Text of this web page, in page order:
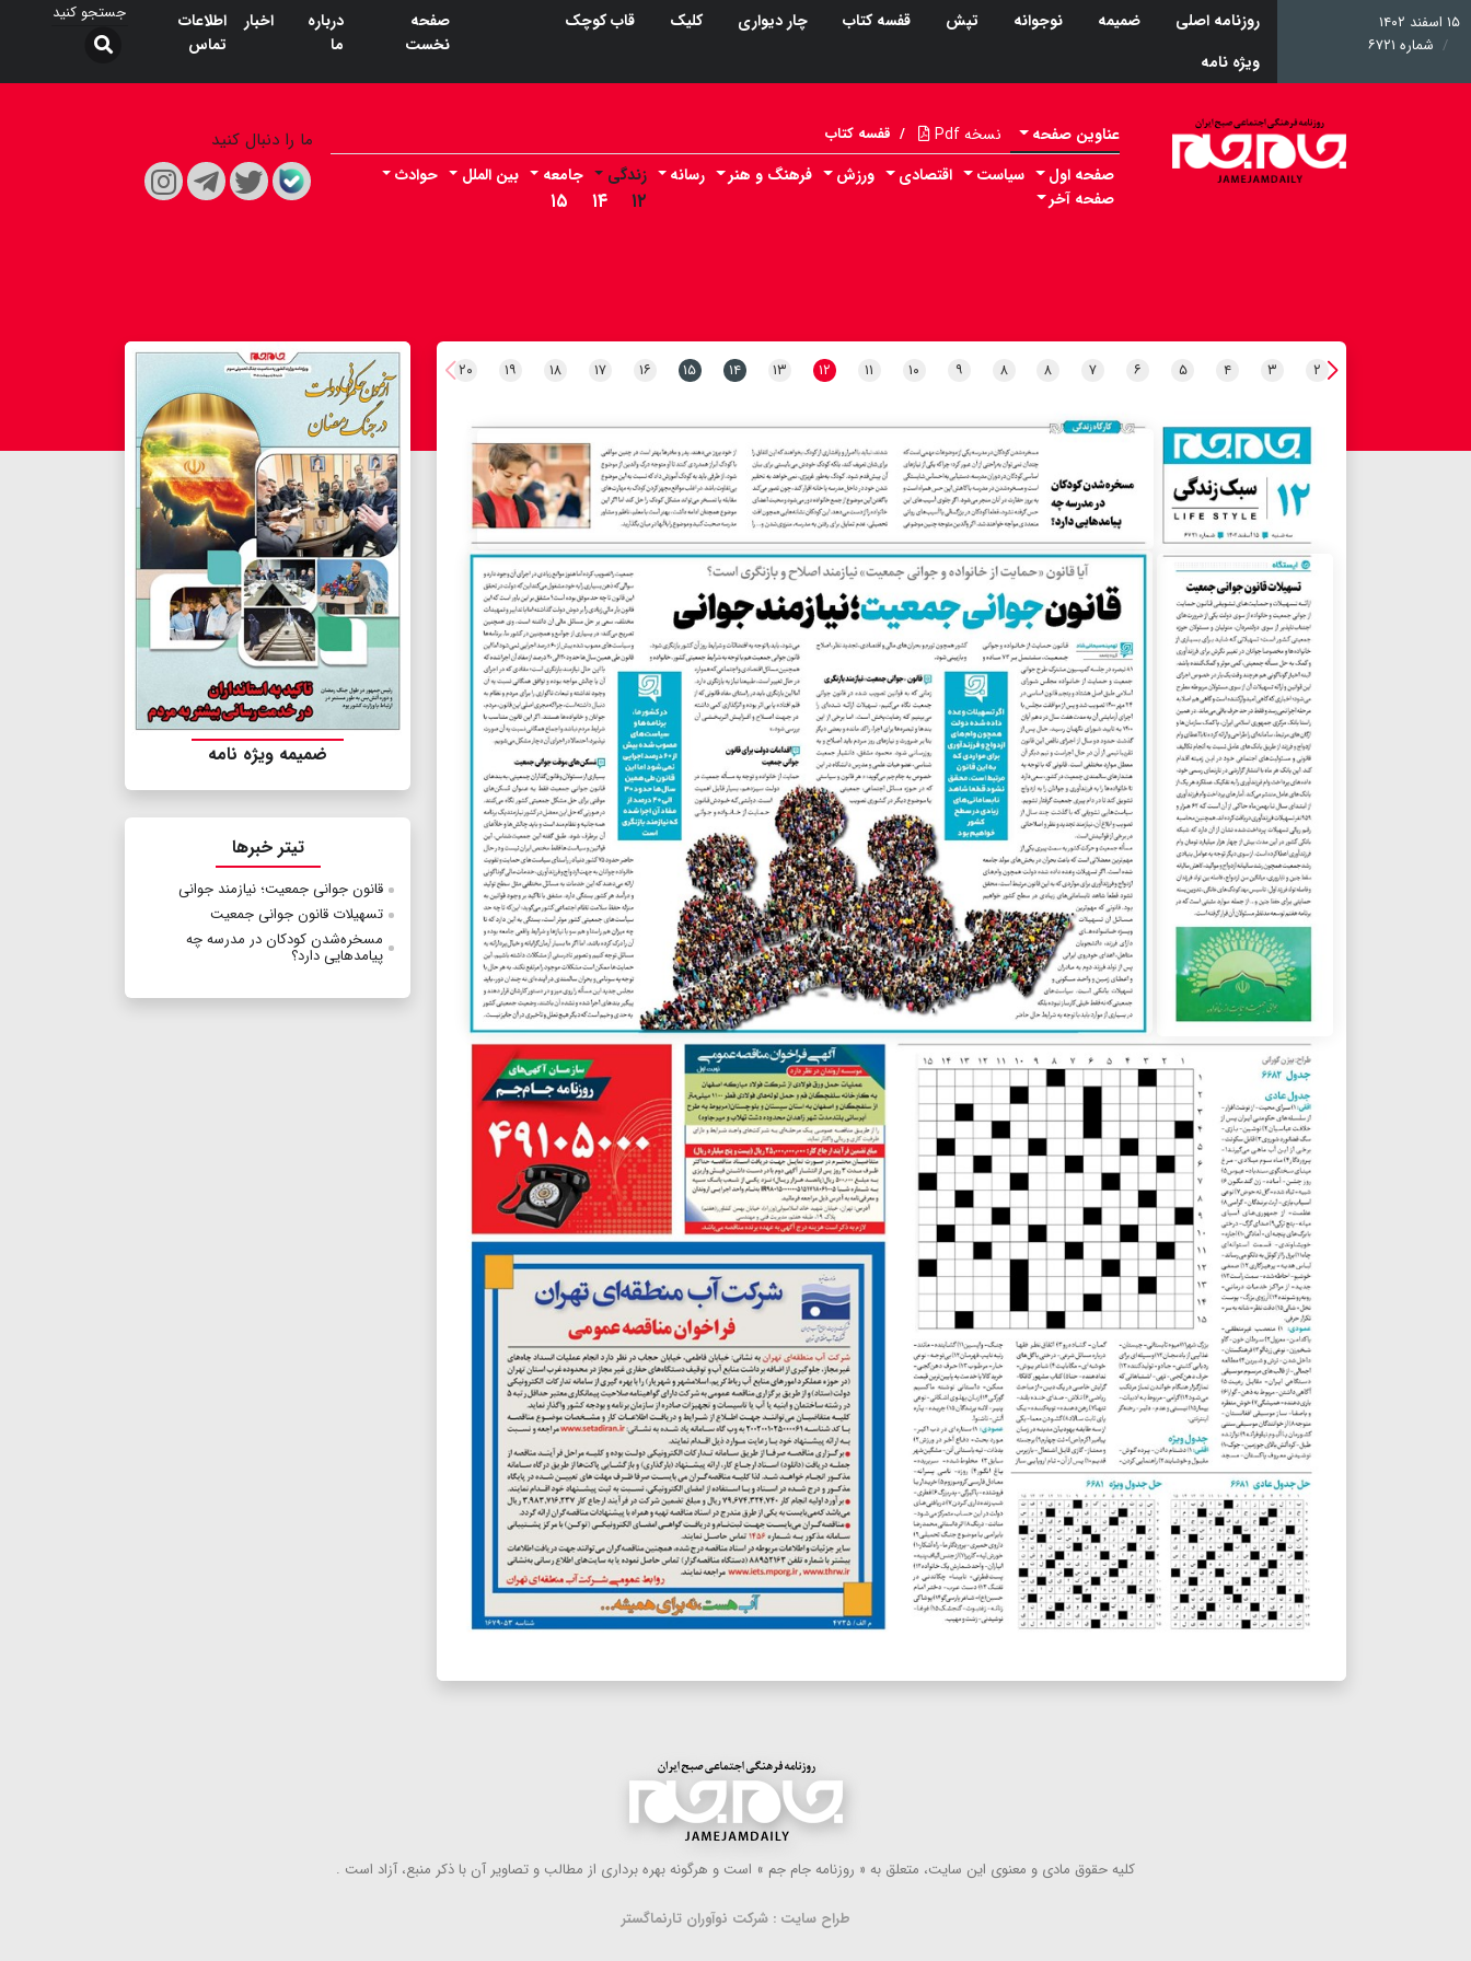
۱۵ اسفند ۱۴۰۲
شماره ۶۷۲۱
روزنامه اصلی ضمیمه نوجوانه تپش قفسه کتاب چار دیواری کلیک
قاب کوچک
ویژه نامه
صفحه
نخست
درباره
ما
اخبار
اطلاعات
تماس
عناوین صفحه نسخه Pdf / قفسه کتاب
صفحه اول سیاست اقتصادی ورزش فرهنگ و هنر رسانه زندگی
۱۲ ۱۴ ۱۵
جامعه بین الملل
حوادث
صفحه آخر
ما را دنبال کنید
۲ ۳ ۴ ۵ ۶ ۷ ۸ ۸ ۹ ۱۰ ۱۱ ۱۲ ۱۳ ۱۴ ۱۵ ۱۶ ۱۷ ۱۸ ۱۹ ۲۰
ضمیمه ویژه نامه
تیتر خبرها
قانون جوانی جمعیت؛ نیازمند جوانی
تسهیلات قانون جوانی جمعیت
مسخره‌شدن کودکان در مدرسه چه
پیامدهایی دارد؟
كلیه حقوق مادی و معنوی این سایت، متعلق به « روزنامه جام جم » است و هرگونه بهره ‌برداری از مطالب و تصاویر آن با ذكر منبع، آزاد است .
طراح سایت : شرکت نوآوران تارنماگستر